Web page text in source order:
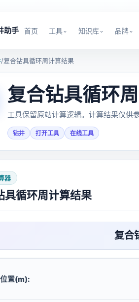
助手 首页 工具 知识库 品牌
/复合钻具循环周计算结果
复合钻具循环
工具保留原站计算逻辑。计算结果仅供
钻井 打开工具 在线工具
器
具循环周计算结果
复合
置(m):